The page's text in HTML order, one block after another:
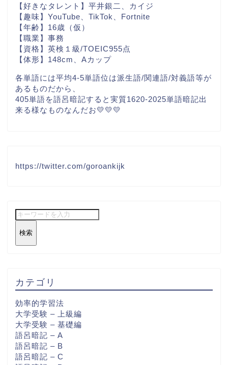
【好きなタレント】平井銀二、カイジ
【趣味】YouTube、TikTok、Fortnite
【年齢】16歳（仮）
【職業】事務
【資格】英検１級/TOEIC955点
【体形】148cm、Aカップ
各単語には平均4-5単語位は派生語/関連語/対義語等が
あるものだから、
405単語を語呂暗記すると実質1620-2025単語暗記出
来る様なものなんだお💛💛💛
https://twitter.com/goroankijk
検索
カテゴリ
効率的学習法
大学受験 – 上級編
大学受験 – 基礎編
語呂暗記 – A
語呂暗記 – B
語呂暗記 – C